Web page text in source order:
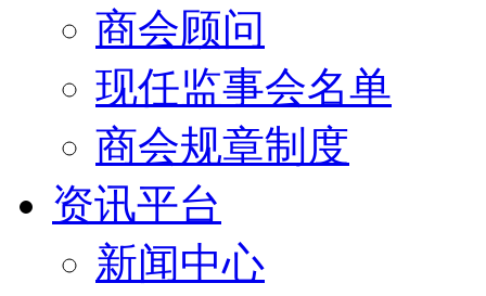
商会顾问
现任监事会名单
商会规章制度
资讯平台
新闻中心